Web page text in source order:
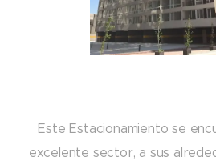
Este Estacionamiento se
excelente sector, a sus